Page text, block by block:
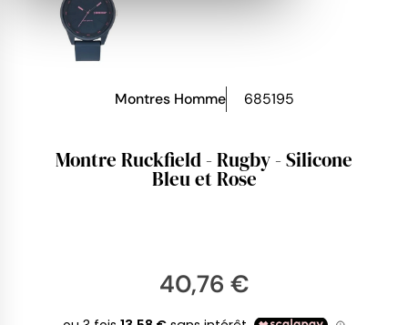
Montres Homme 685195
Montre Ruckfield - Rugby - Silicone
Bleu et Rose
40,76 €